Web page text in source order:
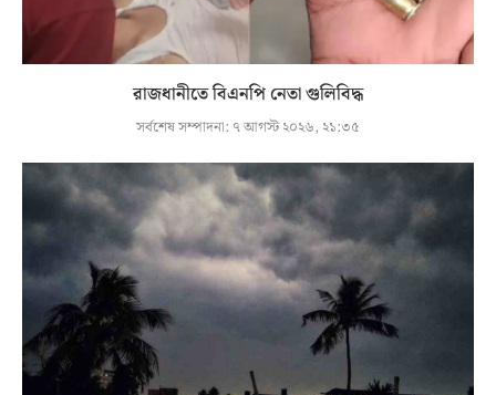
রাজধানীতে বিএনপি নেতা গুলিবিদ্ধ
সর্বশেষ সম্পাদনা: ৭ আগস্ট ২০২৬, ২১:৩৫